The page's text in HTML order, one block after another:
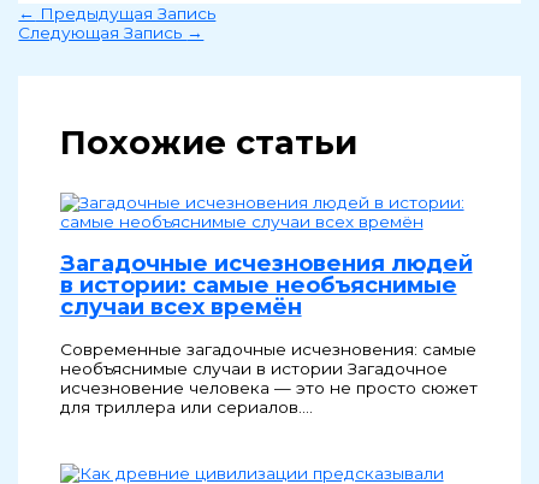
← Предыдущая Запись
Следующая Запись →
Похожие статьи
Загадочные исчезновения людей
в истории: самые необъяснимые
случаи всех времён
Современные загадочные исчезновения: самые
необъяснимые случаи в истории Загадочное
исчезновение человека — это не просто сюжет
для триллера или сериалов.…